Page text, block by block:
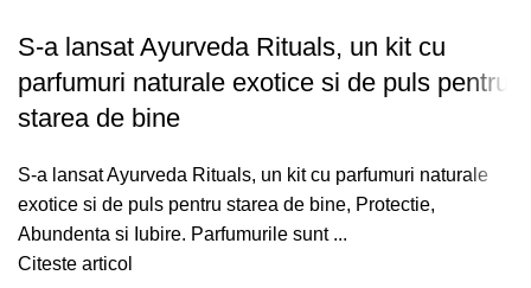
S-a lansat Ayurveda Rituals, un kit cu
parfumuri naturale exotice si de puls pentru
starea de bine
S-a lansat Ayurveda Rituals, un kit cu parfumuri naturale
exotice si de puls pentru starea de bine, Protectie,
Abundenta si Iubire. Parfumurile sunt ...
Citeste articol